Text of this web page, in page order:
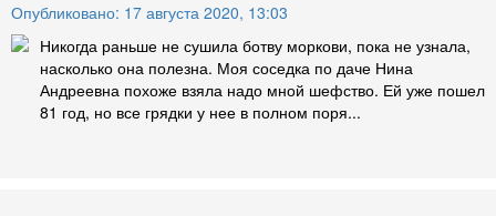
Опубликовано: 17 августа 2020, 13:03
Никогда раньше не сушила ботву моркови, пока не узнала,
насколько она полезна. Моя соседка по даче Нина
Андреевна похоже взяла надо мной шефство. Ей уже пошел
81 год, но все грядки у нее в полном поря...